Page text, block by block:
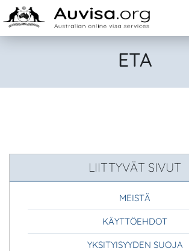
Skip to content
ETA
LIITTYVÄT SIVUT
MEISTÄ
KÄYTTÖEHDOT
YKSITYISYYDEN SUOJA